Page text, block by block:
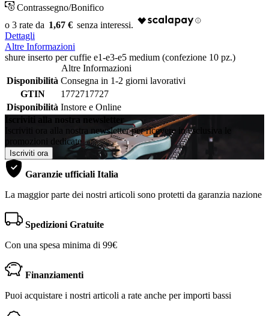
Contrassegno/Bonifico
1,67 €
Dettagli
Altre Informazioni
shure inserto per cuffie e1-e3-e5 medium (confezione 10 pz.)
Altre Informazioni
Disponibilità Consegna in 1-2 giorni lavorativi
GTIN
1772717727
Disponibilità Instore e Online
Iscriviti alla nostra newsletter
Iscriviti ora alla nostra newsletter per ricevere in esclusiva le
promozioni dedicate
Iscriviti ora
Garanzie ufficiali Italia
La maggior parte dei nostri articoli sono protetti da garanzia nazione
Spedizioni Gratuite
Con una spesa minima di 99€
Finanziamenti
Puoi acquistare i nostri articoli a rate anche per importi bassi